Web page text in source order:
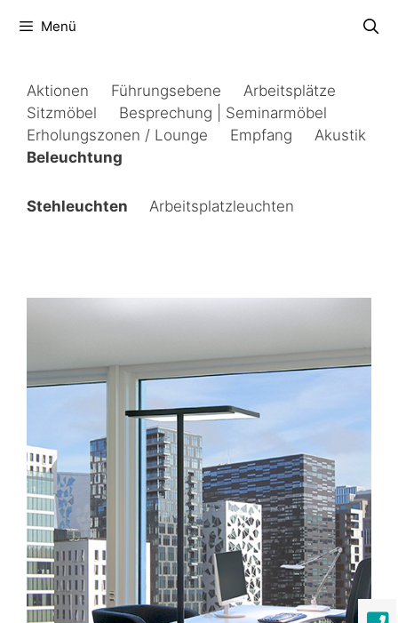
Inhalt Menü
Aktionen Führungsebene
Arbeitsplätze
Sitzmöbel
Besprechung | Seminarmöbel
Erholungszonen / Lounge
Empfang
Akustik
Beleuchtung
Stehleuchten Arbeitsplatzleuchten